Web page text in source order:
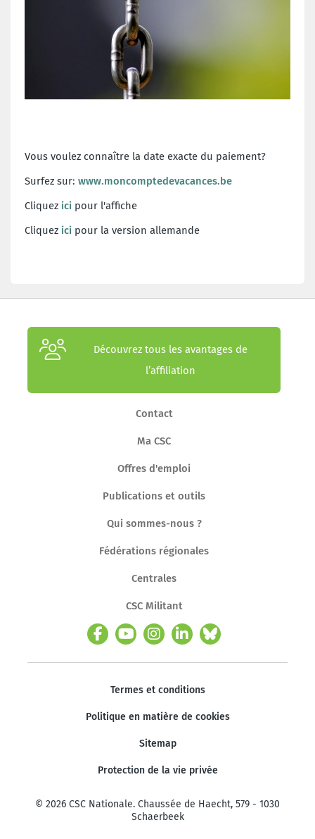
Vous voulez connaître la date exacte du paiement?
Surfez sur: www.moncomptedevacances.be
Cliquez ici pour l'affiche
Cliquez ici pour la version allemande
Découvrez tous les avantages de
l’affiliation
Contact
Ma CSC
Offres d'emploi
Publications et outils
Qui sommes-nous ?
Fédérations régionales
Centrales
CSC Militant
Termes et conditions
Politique en matière de cookies
Sitemap
Protection de la vie privée
© 2026 CSC Nationale. Chaussée de Haecht, 579 - 1030
Schaerbeek